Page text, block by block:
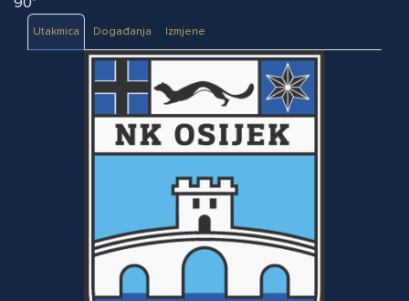
Utakmica Događanja Izmjene